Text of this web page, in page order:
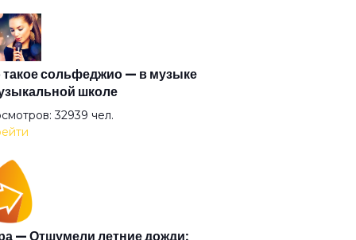
шаг
такое сольфеджио — в музыке
школе
32939 чел.
— Отшумели летние дожди: